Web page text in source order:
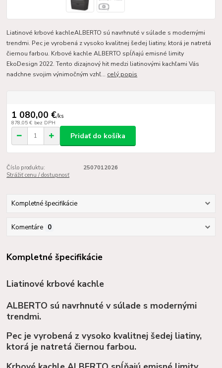
Liatinové krbové kachleALBERTO sú navrhnuté v súlade s modernými
trendmi. Pec je vyrobená z vysoko kvalitnej šedej liatiny, ktorá je natretá
čiernou farbou. Krbové kachle ALBERTO spĺňajú emisné limity
EkoDesign 2022. Tento dizajnový hit medzi liatinovými kachľami Vás
nadchne svojim výnimočným vzhľ... celý popis
1 080,00 €/ks
878,05 € bez DPH
Pridať do košíka
Číslo produktu:
2507012026
Strážiť cenu / dostupnosť
Kompletné špecifikácie
Komentáre 0
Kompletné špecifikácie
Liatinové krbové kachle
ALBERTO sú navrhnuté v súlade s modernými
trendmi.
Pec je vyrobená z vysoko kvalitnej šedej liatiny,
ktorá je natretá čiernou farbou.